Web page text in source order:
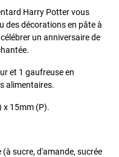
Harry Potter vous
des décorations en pâte à
un anniversaire de
et 1 gaufreuse en
alimentaires.
x 15mm (P).
sucre, d'amande, sucrée